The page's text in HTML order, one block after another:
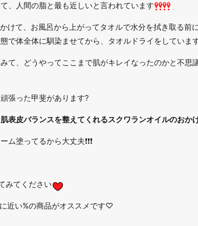
、人間の脂と最も近しいと言われています
けて、お風呂から上がってタオルで水分を拭き取る前
で体全体に馴染ませてから、タオルドライをしています
て、どうやってここまで肌がキレイなったのかと不思
張った甲斐があります?
表皮バランスを整えてくれるスクワランオイルのおか
塗ってるから大丈夫❗️❗️❗️
みてください
近い%の商品がオススメです♡